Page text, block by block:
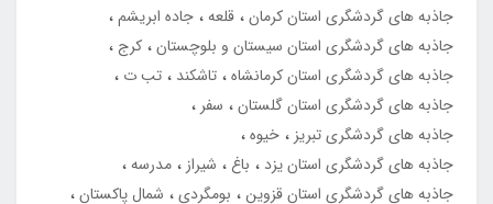
جاذبه های گردشگری استان کرمان قلعه جاده ابریشم
جاذبه های گردشگری استان سیستان و بلوچستان کرج
جاذبه های گردشگری استان کرمانشاه تاشکند
تب ت
جاذبه های گردشگری استان گلستان
سفر
جاذبه های گردشگری تبریز
خیوه
جاذبه های گردشگری استان یزد
باغ شیراز
مدرسه
جاذبه های گردشگری استان قزوین
بومگردی
شمال پاکستان